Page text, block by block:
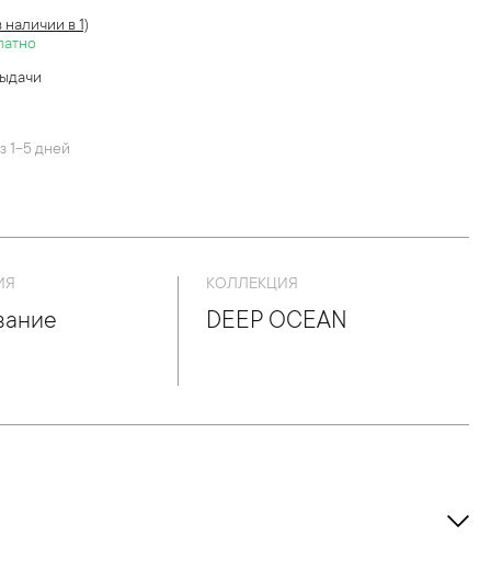
наличии в 1)
1-5 дней
КОЛЛЕКЦИЯ
DEEP OCEAN